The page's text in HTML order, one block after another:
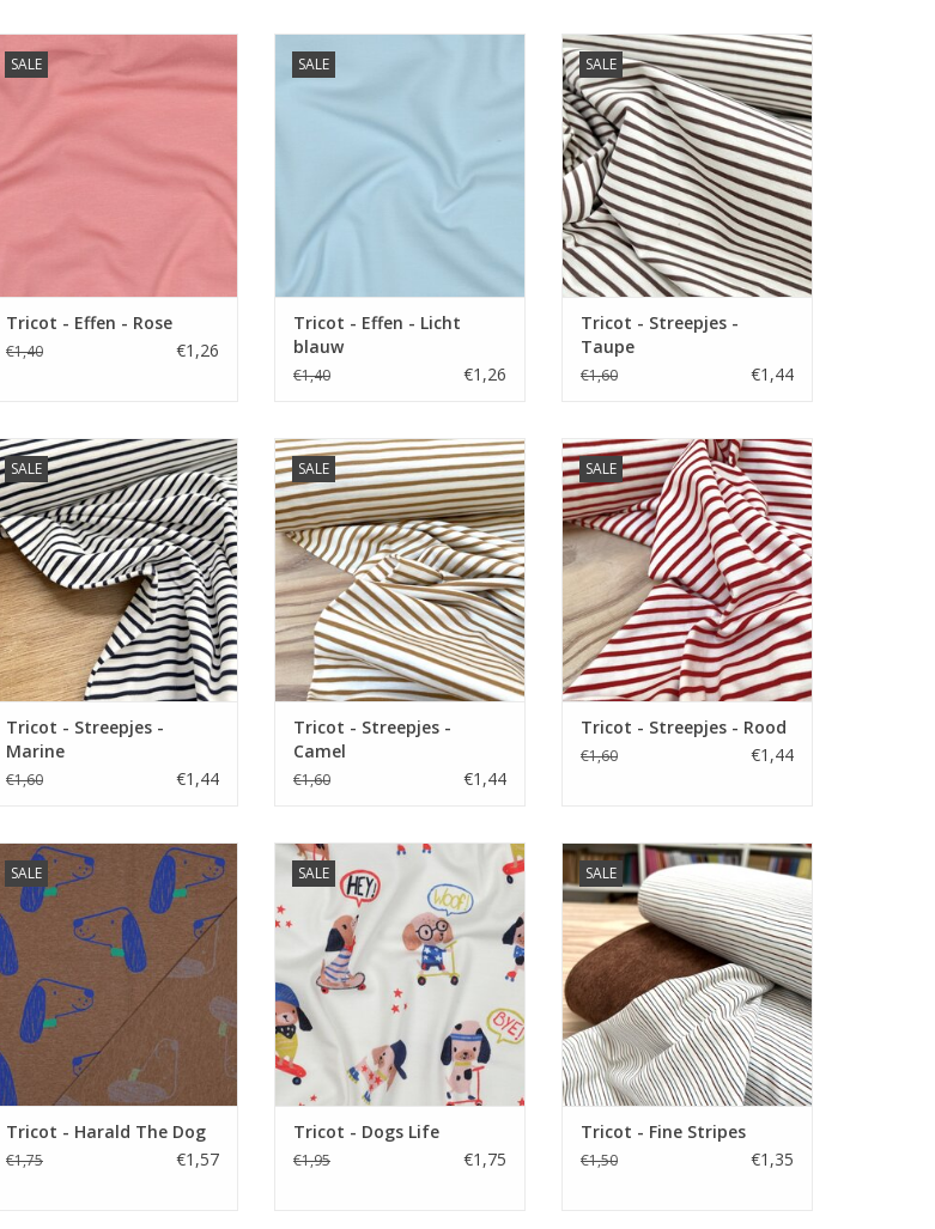
SALE
Prijs per 10 cm.
Zachte effen tricot van hele
TOEVOEGEN AAN WINKELWAGEN
Tricot - Effen - Rose
€1,40 €1,26
SALE
Zachte effen tricot van hele
TOEVOEGEN AAN WINKELWAGEN
Tricot - Effen - Licht
blauw
€1,40 €1,26
SALE
Prijs per 10 cm.
Zachte Tarn dyed tricot met
streepjes. Verkrijgbaar in vele
kleuren.
TOEVOEGEN AAN WINKELWAGEN
Tricot - Streepjes -
Taupe
€1,60 €1,44
SALE
Prijs per 10 cm.
Zachte Tarn dyed tricot met
streepjes. Verkrijgbaar in vele
kleuren.
TOEVOEGEN AAN WINKELWAGEN
Tricot - Streepjes -
Marine
€1,60 €1,44
SALE
Prijs per 10 cm.
Zachte Tarn dyed tricot met
streepjes. Verkrijgbaar in vele
kleuren.
TOEVOEGEN AAN WINKELWAGEN
Tricot - Streepjes -
Camel
€1,60 €1,44
SALE
Prijs per 10 cm.
Zachte Tarn dyed tricot met
streepjes. Verkrijgbaar in vele
kleuren.
Tricot - Streepjes - Rood
€1,60 €1,44
SALE
Prijs per 10 cm.
Zachte tricot met digitale print
met honden
TOEVOEGEN AAN WINKELWAGEN
Tricot - Harald The Dog
€1,75 €1,57
SALE
Prijs per 10 cm.
Zachte tricot met digitale print
met honden
TOEVOEGEN AAN WINKELWAGEN
Tricot - Dogs Life
€1,95 €1,75
SALE
Prijs per 10 cm.
Zachte tricot met streepjes print
TOEVOEGEN AAN WINKELWAGEN
Tricot - Fine Stripes
€1,50 €1,35